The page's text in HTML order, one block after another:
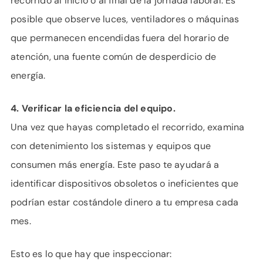
posible que observe luces, ventiladores o máquinas
que permanecen encendidas fuera del horario de
atención, una fuente común de desperdicio de
energía.
4. Verificar la eficiencia del equipo.
Una vez que hayas completado el recorrido, examina
con detenimiento los sistemas y equipos que
consumen más energía. Este paso te ayudará a
identificar dispositivos obsoletos o ineficientes que
podrían estar costándole dinero a tu empresa cada
mes.
Esto es lo que hay que inspeccionar: